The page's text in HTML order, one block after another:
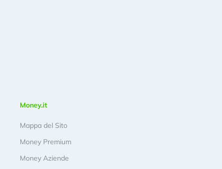
Money.it
Mappa del Sito
Money Premium
Money Aziende